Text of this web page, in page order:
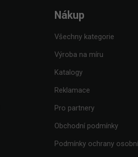
Nákup
Všechny kategorie
Výroba na míru
Katalogy
Reklamace
Pro partnery
Obchodní podmínky
Podmínky ochrany